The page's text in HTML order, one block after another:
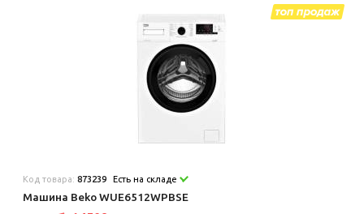
Код товара:873239 Есть на складе
Машина Beko WUE6512WPBSE